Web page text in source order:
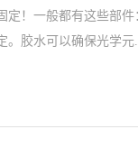
定！一般都有这些部
。胶水可以确保光学元